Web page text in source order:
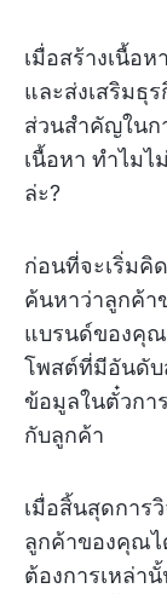
เมื่อสร้างเนื้อ
และส่งเสริมธุ
ส่วนสำคัญใน
เนื้อหา ทำไมไ
ล่ะ?
ก่อนที่จะเริ่มคิ
ค้นหาว่าลูกค้า
แบรนด์ของคุ
โพสต์ที่มีอันดับ
ข้อมูลในตั๋วกา
กับลูกค้า
เมื่อสิ้นสุดการ
ลูกค้าของคุณไ
ต้องการเหล่า